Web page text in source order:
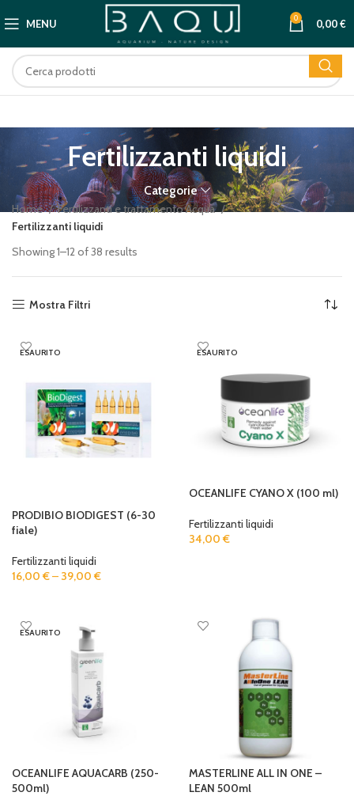
MENU 0 0,00€
Fertilizzanti liquidi
Categorie
Home
Fertilizzanti e trattamento Acqua
Fertilizzanti liquidi
Showing 1–12 of 38 results
Mostra Filtri
ESAURITO
PRODIBIO BIODIGEST (6-30
fiale)
Fertilizzanti liquidi
16,00 €– 39,00 €
ESAURITO
OCEANLIFE CYANO X (100 ml)
Fertilizzanti liquidi
34,00 €
ESAURITO
OCEANLIFE AQUACARB (250-
500ml)
MASTERLINE ALL IN ONE –
LEAN 500ml